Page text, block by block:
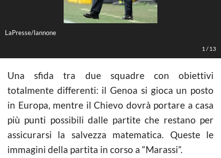
LaPresse/Iannone
1 /13
Una sfida tra due squadre con obiettivi
totalmente differenti: il Genoa si gioca un posto
in Europa, mentre il Chievo dovrà portare a casa
più punti possibili dalle partite che restano per
assicurarsi la salvezza matematica. Queste le
immagini della partita in corso a “Marassi”.